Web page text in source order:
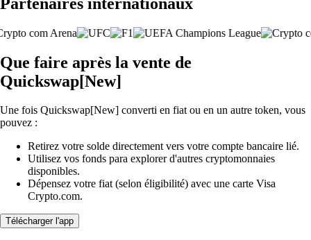
Que faire après la vente de
Quickswap[New]
Une fois Quickswap[New] converti en fiat ou en un autre token, vous
pouvez :
Retirez votre solde directement vers votre compte bancaire lié.
Utilisez vos fonds para explorer d'autres cryptomonnaies
disponibles.
Dépensez votre fiat (selon éligibilité) avec une carte Visa
Crypto.com.
Télécharger l'app